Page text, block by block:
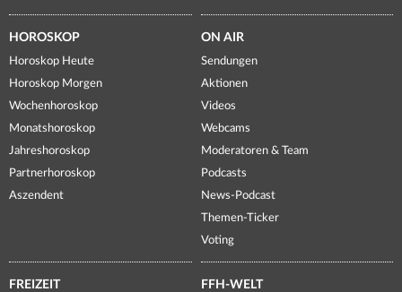
HOROSKOP
Horoskop Heute
Horoskop Morgen
Wochenhoroskop
Monatshoroskop
Jahreshoroskop
Partnerhoroskop
Aszendent
ON AIR
Sendungen
Aktionen
Videos
Webcams
Moderatoren & Team
Podcasts
News-Podcast
Themen-Ticker
Voting
FREIZEIT FFH-WELT